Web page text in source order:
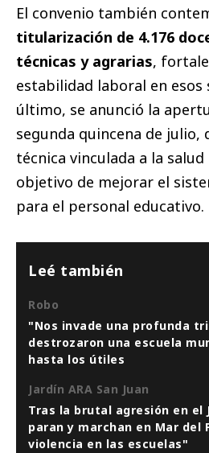
El convenio también
titularización de 4.176
técnicas y agrarias,
estabilidad laboral en esos
último, se anunció la
segunda quincena de julio,
técnica vinculada a la
objetivo de mejorar el
para el personal educativo.
Leé también
Robo
"Nos invade una profunda
destrozaron una escuela
hasta los útiles
Jardín ARA San Juan
Tras la brutal agresión en el
paran y marchan en Mar del
violencia en las escuelas"